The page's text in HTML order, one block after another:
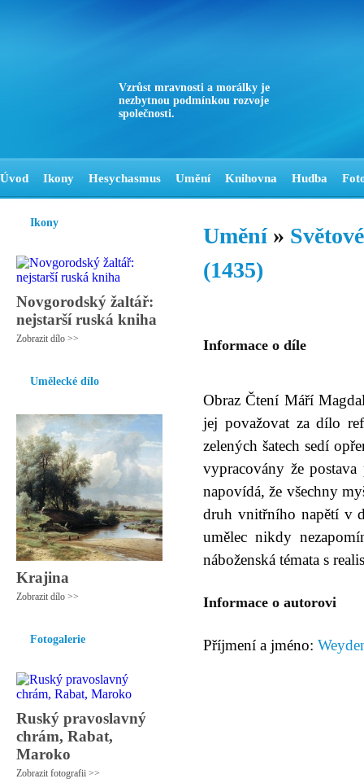
Vzrůst mravnosti a morálky je
nezbytnou podmínkou rozvoje
společnosti.
Úvod Ikony Hesychasmus Umění Knihovna Hudba
Ikony
Novgorodský žaltář:
nejstarší ruská kniha
Zobrazit dílo >>
Umělecké dílo
Krajina
Zobrazit dílo >>
Fotogalerie
Ruský pravoslavný
chrám, Rabat,
Maroko
Zobrazit fotografii >>
Umění »
(1435)
Informace o díle
Obraz Čtení Máří
jej považovat za dílo
zelených šatech sedí
vypracovány že
napovídá, že všechny
druh vnitřního napětí v
umělec nikdy
náboženská témata s
Informace o autorovi
Příjmení a jméno: